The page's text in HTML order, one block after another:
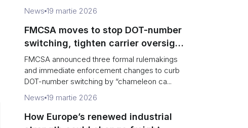
News 19 martie 2026
FMCSA moves to stop DOT-number
switching, tighten carrier oversight
and boost road safety
FMCSA announced three formal rulemakings
and immediate enforcement changes to curb
DOT-number switching by “chameleon ca...
News 19 martie 2026
How Europe’s renewed industrial